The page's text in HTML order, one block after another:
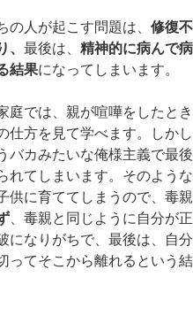
の人が起こす問題は、 修復
、 最後は、 精神的に病んで
結果になってしまいます。
庭では、親が喧嘩をしたと
仕方を見て学べます。しか
バカみたいな俺様主義で最
れてしまいます。そのような
供に育ててしまうので、毒
、毒親と同じように自分が
になりがちで、最後は、自
ってそこから離れるという